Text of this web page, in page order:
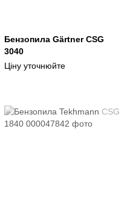
Бензопила Gärtner CSG
3040
Ціну уточнюйте